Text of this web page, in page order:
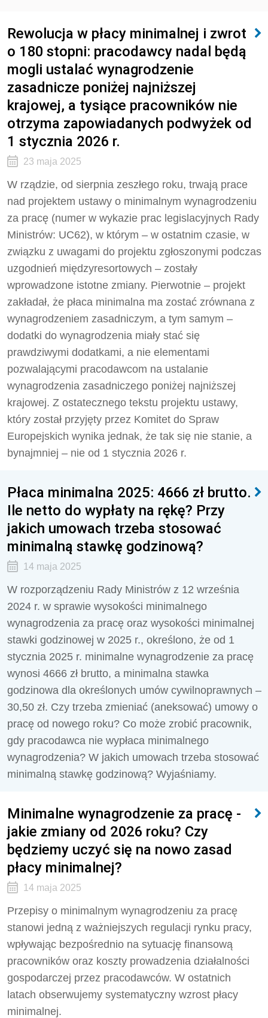
Rewolucja w płacy minimalnej i zwrot
o 180 stopni: pracodawcy nadal będą
mogli ustalać wynagrodzenie
zasadnicze poniżej najniższej
krajowej, a tysiące pracowników nie
otrzyma zapowiadanych podwyżek od
1 stycznia 2026 r.
23 maja 2025
W rządzie, od sierpnia zeszłego roku, trwają prace
nad projektem ustawy o minimalnym wynagrodzeniu
za pracę (numer w wykazie prac legislacyjnych Rady
Ministrów: UC62), w którym – w ostatnim czasie, w
związku z uwagami do projektu zgłoszonymi podczas
uzgodnień międzyresortowych – zostały
wprowadzone istotne zmiany. Pierwotnie – projekt
zakładał, że płaca minimalna ma zostać zrównana z
wynagrodzeniem zasadniczym, a tym samym –
dodatki do wynagrodzenia miały stać się
prawdziwymi dodatkami, a nie elementami
pozwalającymi pracodawcom na ustalanie
wynagrodzenia zasadniczego poniżej najniższej
krajowej. Z ostatecznego tekstu projektu ustawy,
który został przyjęty przez Komitet do Spraw
Europejskich wynika jednak, że tak się nie stanie, a
bynajmniej – nie od 1 stycznia 2026 r.
Płaca minimalna 2025: 4666 zł brutto.
Ile netto do wypłaty na rękę? Przy
jakich umowach trzeba stosować
minimalną stawkę godzinową?
14 maja 2025
W rozporządzeniu Rady Ministrów z 12 września
2024 r. w sprawie wysokości minimalnego
wynagrodzenia za pracę oraz wysokości minimalnej
stawki godzinowej w 2025 r., określono, że od 1
stycznia 2025 r. minimalne wynagrodzenie za pracę
wynosi 4666 zł brutto, a minimalna stawka
godzinowa dla określonych umów cywilnoprawnych –
30,50 zł. Czy trzeba zmieniać (aneksować) umowy o
pracę od nowego roku? Co może zrobić pracownik,
gdy pracodawca nie wypłaca minimalnego
wynagrodzenia? W jakich umowach trzeba stosować
minimalną stawkę godzinową? Wyjaśniamy.
Minimalne wynagrodzenie za pracę -
jakie zmiany od 2026 roku? Czy
będziemy uczyć się na nowo zasad
płacy minimalnej?
14 maja 2025
Przepisy o minimalnym wynagrodzeniu za pracę
stanowi jedną z ważniejszych regulacji rynku pracy,
wpływając bezpośrednio na sytuację finansową
pracowników oraz koszty prowadzenia działalności
gospodarczej przez pracodawców. W ostatnich
latach obserwujemy systematyczny wzrost płacy
minimalnej.